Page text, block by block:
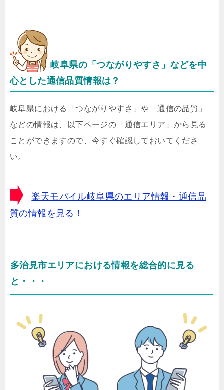
岐阜県の「つながりやすさ」などを中
心とした通信品質情報は？
岐阜県における「つながりやすさ」や「通信の品質」
などの情報は、以下ページの「通信エリア」から見る
ことができますので、今すぐ確認しておいてくださ
い。
楽天モバイル岐阜県のエリア情報・通信品
質の情報を見る！
多治見市エリアにおける情報を総合的に見る
と・・・